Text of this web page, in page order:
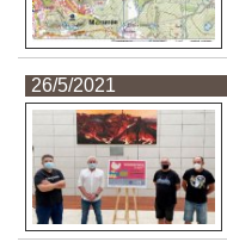
26/5/2021